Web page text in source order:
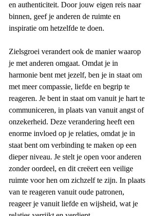
en authenticiteit. Door jouw eigen reis naar
binnen, geef je anderen de ruimte en
inspiratie om hetzelfde te doen.
Zielsgroei verandert ook de manier waarop
je met anderen omgaat. Omdat je in
harmonie bent met jezelf, ben je in staat om
met meer compassie, liefde en begrip te
reageren. Je bent in staat om vanuit je hart te
communiceren, in plaats van vanuit angst of
onzekerheid. Deze verandering heeft een
enorme invloed op je relaties, omdat je in
staat bent om verbinding te maken op een
dieper niveau. Je stelt je open voor anderen
zonder oordeel, en dit creëert een veilige
ruimte voor hen om zichzelf te zijn. In plaats
van te reageren vanuit oude patronen,
reageer je vanuit liefde en wijsheid, wat je